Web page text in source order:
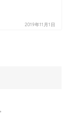
2019年11月1日